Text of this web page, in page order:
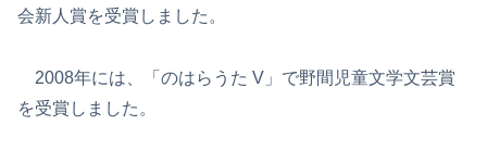
会新人賞を受賞しました。
2008年には、「のはらうた V」で野間児童文学文芸賞
を受賞しました。